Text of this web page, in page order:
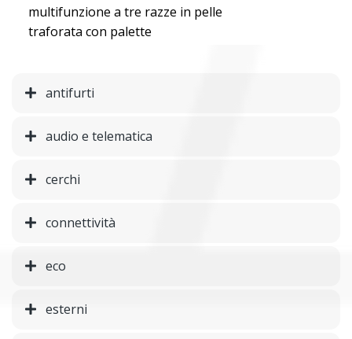
multifunzione a tre razze in pelle
traforata con palette
antifurti
audio e telematica
cerchi
connettività
eco
esterni